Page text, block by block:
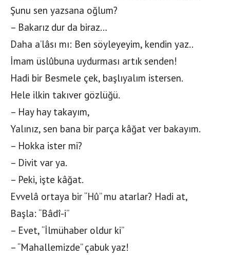
Şunu sen yazsana oğlum?
– Bakarız dur da biraz…
Daha a’lâsı mı: Ben söyleyeyim, kendin yaz..
İmam üslûbuna uydurması artık senden!
Hadi bir Besmele çek, başlıyalım istersen.
Hele ilkin takıver gözlüğü.
– Hay hay takayım,
Yalınız, sen bana bir parça kâğat ver bakayım.
– Hokka ister mi?
– Divit var ya.
– Peki, işte kâğat.
Evvelâ ortaya bir “Hû” mu atarlar? Hadi at,
Başla: “Bâdî-i”
– Evet, “İlmühaber oldur ki”
– “Mahallemizde” çabuk yaz!